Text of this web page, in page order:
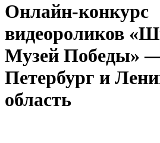
Онлайн-конкурс
видеороликов
Музей Победы»
Петербург и
область